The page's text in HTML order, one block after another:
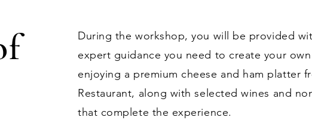
During the workshop, you will be provided
expert guidance you need to create your
enjoying a premium cheese and ham platter
Restaurant, along with selected wines and
that complete the experience.